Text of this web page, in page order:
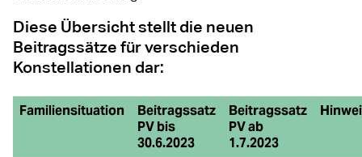
Diese Übersicht stellt die neuen
Beitragssätze für verschieden
Konstellationen dar:
Familiensituation
Beitragssatz
PV bis
30.6.2023
Beitragssatz
PV ab
1.7.2023